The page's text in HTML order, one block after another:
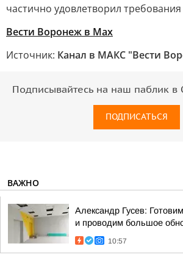
частично удовлетворил
Вести Воронеж в Max
Источник: Канал в МАКС "Вести
Подписывайтесь на наш паблик в
ПОДПИСАТЬСЯ
ВАЖНО
Александр Гусев:
и проводим большое
10:57